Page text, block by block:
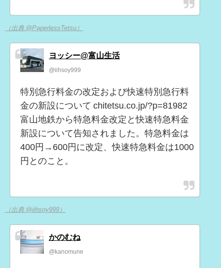
（出典 @PaperlessTetsu）
ヨッシー@富山生活
@iihsoy999
特別急行料金の改定および快速特別急行料
金の新設について chitetsu.co.jp/?p=81982
富山地鉄から特急料金改定と快速特急料金
新設について告知されました。特急料金は
400円→600円に改定、快速特急料金は1000
円とのこと。
（出典 @iihsoy999）
かのむね
@kanomune